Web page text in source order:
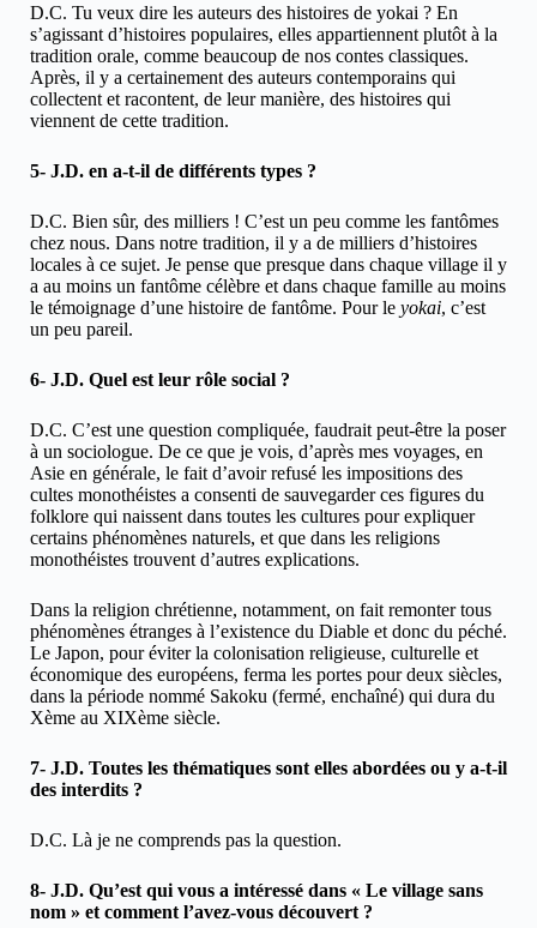
D.C. Tu veux dire les auteurs des histoires de yokai ? En
s’agissant d’histoires populaires, elles appartiennent plutôt à la
tradition orale, comme beaucoup de nos contes classiques.
Après, il y a certainement des auteurs contemporains qui
collectent et racontent, de leur manière, des histoires qui
viennent de cette tradition.
5- J.D. en a-t-il de différents types ?
D.C. Bien sûr, des milliers ! C’est un peu comme les fantômes
chez nous. Dans notre tradition, il y a de milliers d’histoires
locales à ce sujet. Je pense que presque dans chaque village il y
a au moins un fantôme célèbre et dans chaque famille au moins
le témoignage d’une histoire de fantôme. Pour le yokai, c’est
un peu pareil.
6- J.D. Quel est leur rôle social ?
D.C. C’est une question compliquée, faudrait peut-être la poser
à un sociologue. De ce que je vois, d’après mes voyages, en
Asie en générale, le fait d’avoir refusé les impositions des
cultes monothéistes a consenti de sauvegarder ces figures du
folklore qui naissent dans toutes les cultures pour expliquer
certains phénomènes naturels, et que dans les religions
monothéistes trouvent d’autres explications.
Dans la religion chrétienne, notamment, on fait remonter tous
phénomènes étranges à l’existence du Diable et donc du péché.
Le Japon, pour éviter la colonisation religieuse, culturelle et
économique des européens, ferma les portes pour deux siècles,
dans la période nommé Sakoku (fermé, enchaîné) qui dura du
Xème au XIXème siècle.
7- J.D. Toutes les thématiques sont elles abordées ou y a-t-il
des interdits ?
D.C. Là je ne comprends pas la question.
8- J.D. Qu’est qui vous a intéressé dans « Le village sans
nom » et comment l’avez-vous découvert ?